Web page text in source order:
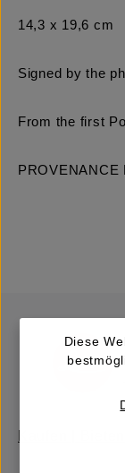
14,3 x 19,6 cm
Signed by the
From the first
Diese